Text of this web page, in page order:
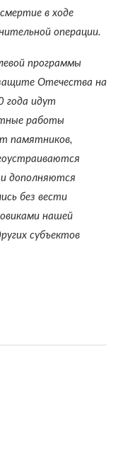
в ходе
операции.
программы
Отечества на
года идут
работы
памятников,
дополняются
без вести
нашей
субъектов